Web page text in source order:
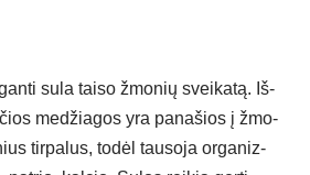
su­la tai­so žmo­nių svei­ka­tą. Iš­
me­džia­gos yra pa­na­šios į žmo­
tir­pa­lus, to­dėl tau­so­ja or­ga­niz­